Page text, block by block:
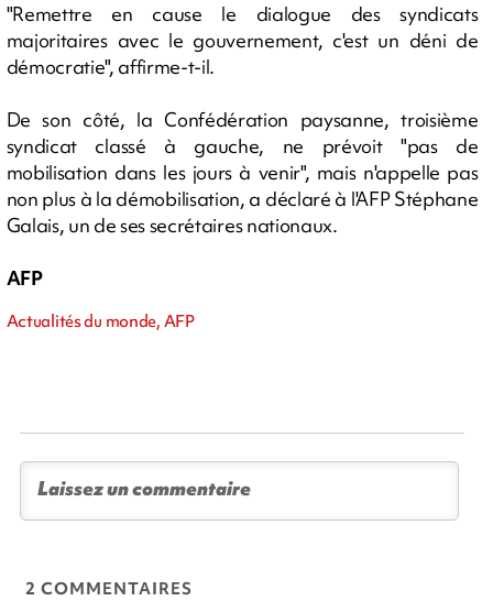
"Remettre en cause le dialogue des syndicats
majoritaires avec le gouvernement, c'est un déni de
démocratie", affirme-t-il.
De son côté, la Confédération paysanne, troisième
syndicat classé à gauche, ne prévoit "pas de
mobilisation dans les jours à venir", mais n'appelle pas
non plus à la démobilisation, a déclaré à l'AFP Stéphane
Galais, un de ses secrétaires nationaux.
AFP
Actualités du monde, AFP
2 COMMENTAIRES